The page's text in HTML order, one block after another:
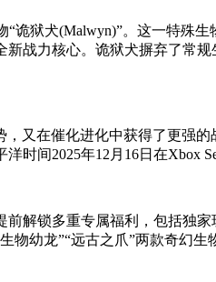
诡狱犬(Malwyn)”。这一特殊
战力核心。诡狱犬摒弃了常
又在催化进化中获得了更强
间2025年12月16日在Xbox
解锁多重专属福利，包括独
幼龙”“远古之爪”两款奇幻生